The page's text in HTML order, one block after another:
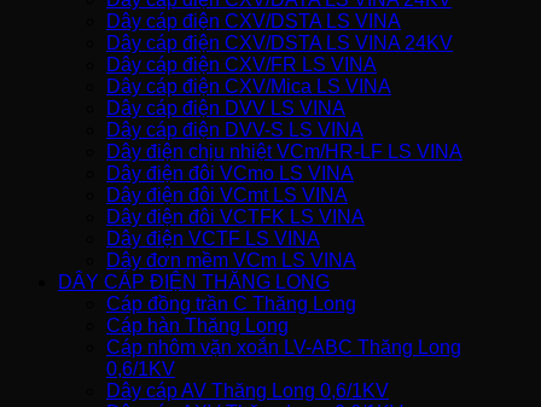
Dây cáp điện CXV/DSTA LS VINA
Dây cáp điện CXV/DSTA LS VINA 24KV
Dây cáp điện CXV/FR LS VINA
Dây cáp điện CXV/Mica LS VINA
Dây cáp điện DVV LS VINA
Dây cáp điện DVV-S LS VINA
Dây điện chịu nhiệt VCm/HR-LF LS VINA
Dây điện đôi VCmo LS VINA
Dây điện đôi VCmt LS VINA
Dây điện đôi VCTFK LS VINA
Dây điện VCTF LS VINA
Dây đơn mềm VCm LS VINA
DÂY CÁP ĐIỆN THĂNG LONG
Cáp đồng trần C Thăng Long
Cáp hàn Thăng Long
Cáp nhôm vặn xoắn LV-ABC Thăng Long
0,6/1KV
Dây cáp AV Thăng Long 0,6/1KV